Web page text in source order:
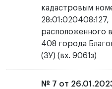
кадастровым
28:01:020408:127,
расположенного
408 города
(ЗУ) (вх. 9061з)
№ 7 от